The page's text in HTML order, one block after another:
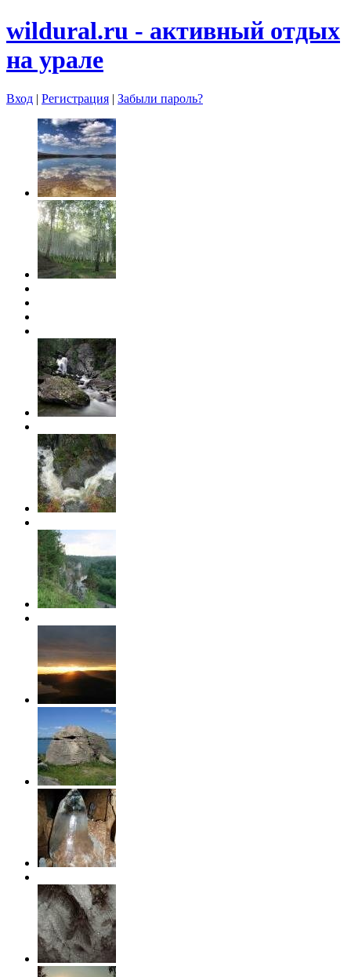
wildural.ru - aктивный отдых
на урале
Вход | Регистрация | Забыли пароль?